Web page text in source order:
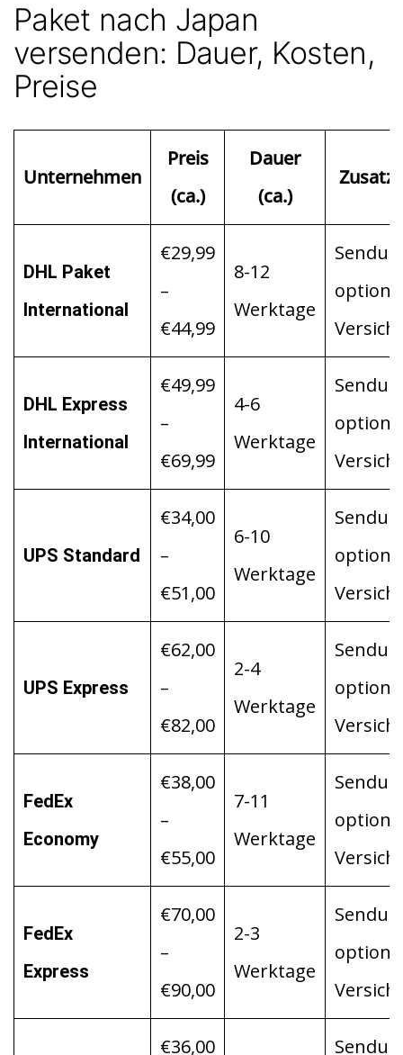
Paket nach Japan
versenden: Dauer, Kosten,
Preise
Unternehmen
Preis
(ca.)
Dauer
(ca.)
DHL Paket
International
€29,99
–
€44,99
8-12
Werktage
DHL Express
International
€49,99
–
€69,99
4-6
Werktage
UPS Standard
€34,00
–
€51,00
6-10
Werktage
UPS Express
€62,00
–
€82,00
2-4
Werktage
FedEx
Economy
€38,00
–
€55,00
7-11
Werktage
FedEx
Express
€70,00
–
€90,00
2-3
Werktage
€36,00